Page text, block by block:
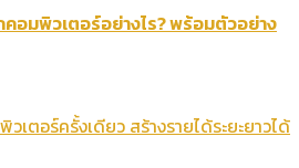
อมพิวเตอร์อย่างไร? พร้อมตัวอย่าง